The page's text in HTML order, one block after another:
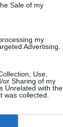
Sale of my
my
Advertising.
Use,
or Sharing of my
Unrelated with the
was collected.